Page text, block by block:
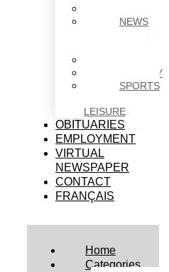
NEWS
SOCIETY
SPORTS
LEISURE
OBITUARIES
EMPLOYMENT
VIRTUAL
NEWSPAPER
CONTACT
FRANÇAIS
Home
Categories